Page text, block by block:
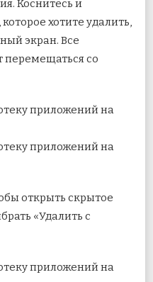
Коснитесь и
хотите удалить,
экран. Все
перемещаться со
открыть скрытое
«Удалить с